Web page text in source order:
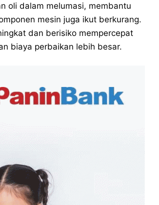
oli dalam melumasi, membantu
mesin juga ikut berkurang.
dan berisiko mempercepat
biaya perbaikan lebih besar.